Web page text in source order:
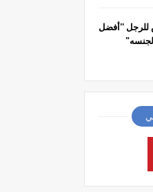
للرجل ''أفضل